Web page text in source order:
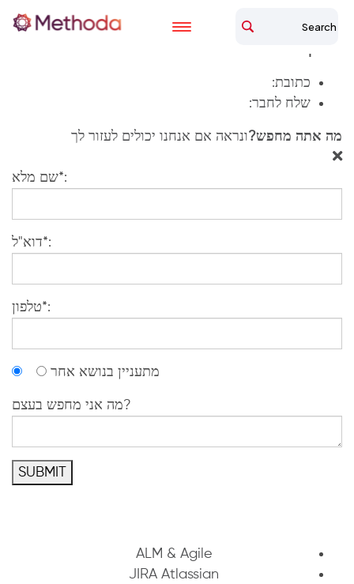
כתובת:
שלח לחבר:
מה אתה מחפש?ונראה אם אנחנו יכולים לעזור לך
שם מלא*:
דוא"ל*:
טלפון*:
מתעניין בנושא אחר
מה אני מחפש בעצם?
SUBMIT
ALM & Agile
JIRA Atlassian